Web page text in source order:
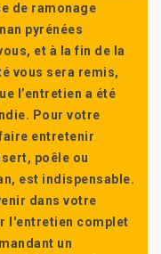
de ramonage
pyrénées
et à la fin de la
vous sera remis,
l’entretien a été
Pour votre
entretenir
poêle ou
est indispensable.
dans votre
l'entretien complet
un